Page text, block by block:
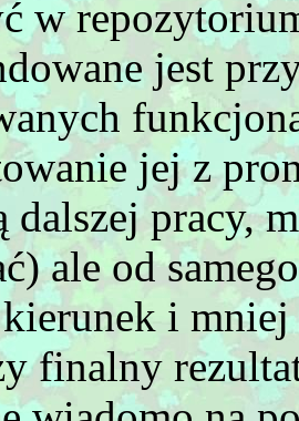
w
jest
jej z
dalszej pracy,
ale od
i
finalny